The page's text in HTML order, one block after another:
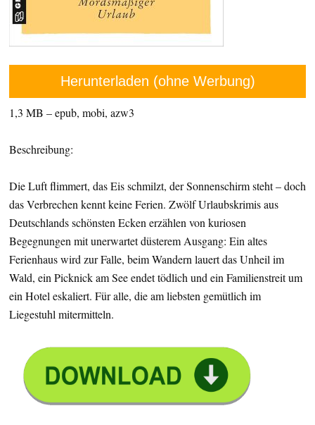
Herunterladen (ohne Werbung)
1,3 MB – epub, mobi, azw3
Beschreibung:
Die Luft flimmert, das Eis schmilzt, der Sonnenschirm steht – doch
das Verbrechen kennt keine Ferien. Zwölf Urlaubskrimis aus
Deutschlands schönsten Ecken erzählen von kuriosen
Begegnungen mit unerwartet düsterem Ausgang: Ein altes
Ferienhaus wird zur Falle, beim Wandern lauert das Unheil im
Wald, ein Picknick am See endet tödlich und ein Familienstreit um
ein Hotel eskaliert. Für alle, die am liebsten gemütlich im
Liegestuhl mitermitteln.